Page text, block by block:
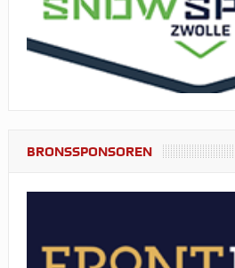
BRONSSPONSOREN